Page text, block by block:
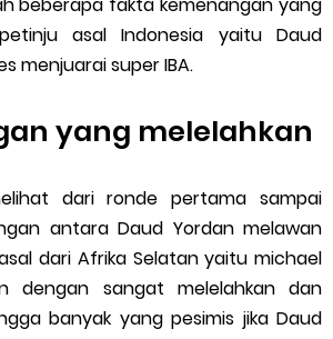
asal Indonesia yaitu Daud
menjuarai super IBA.
yang melelahkan
dari ronde pertama sampai
antara Daud Yordan melawan
dari Afrika Selatan yaitu michael
dengan sangat melelahkan dan
banyak yang pesimis jika Daud